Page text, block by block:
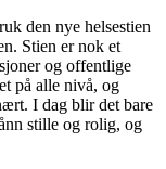
den nye helsestien
Stien er nok et
og offentlige
på alle nivå, og
I dag blir det bare
stille og rolig, og